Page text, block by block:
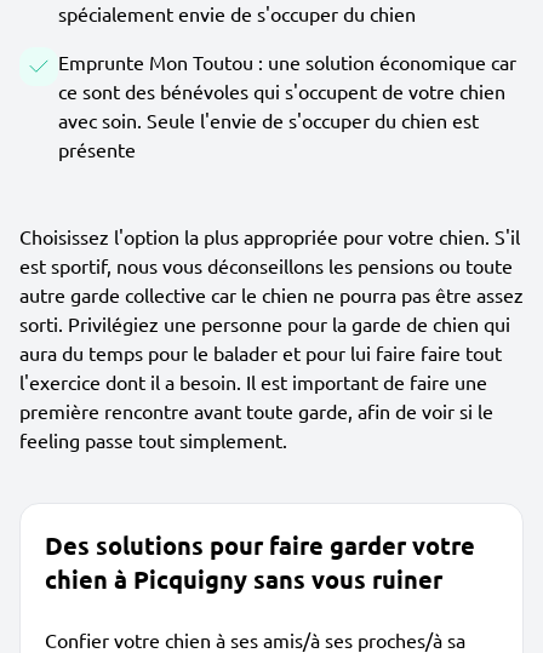
spécialement envie de s'occuper du chien
Emprunte Mon Toutou : une solution économique car
ce sont des bénévoles qui s'occupent de votre chien
avec soin. Seule l'envie de s'occuper du chien est
présente
Choisissez l'option la plus appropriée pour votre chien. S'il
est sportif, nous vous déconseillons les pensions ou toute
autre garde collective car le chien ne pourra pas être assez
sorti. Privilégiez une personne pour la garde de chien qui
aura du temps pour le balader et pour lui faire faire tout
l'exercice dont il a besoin. Il est important de faire une
première rencontre avant toute garde, afin de voir si le
feeling passe tout simplement.
Des solutions pour faire garder votre
chien à Picquigny sans vous ruiner
Confier votre chien à ses amis/à ses proches/à sa